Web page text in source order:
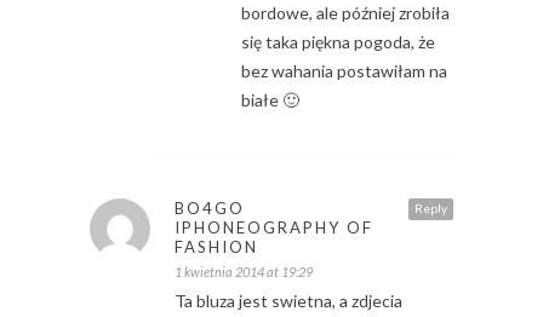
bordowe, ale później zrobiła
się taka piękna pogoda, że
bez wahania postawiłam na
białe 🙂
Reply
BO4GO
IPHONEOGRAPHY OF
FASHION
1 kwietnia 2014 at 19:29
Ta bluza jest swietna, a zdjecia